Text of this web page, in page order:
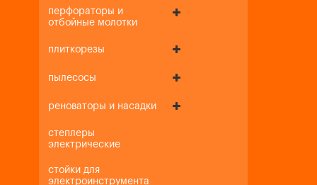
перфораторы и
отбойные молотки
плиткорезы
пылесосы
реноваторы и насадки
степлеры
электрические
стойки для
электроинструмента